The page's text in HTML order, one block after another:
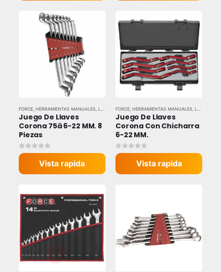
FORCE, HERRAMIENTAS MANUALES LLAVES Y DADOS
Juego De Llaves
Corona 75ä 6-22 MM. 8
Piezas
0out of 5
Vista rapida
FORCE HERRAMIENTAS MANUALES LLAVES Y DADOS
Juego De Llaves
Corona Con Chicharra
6-22 MM.
0out of 5
Vista rapida